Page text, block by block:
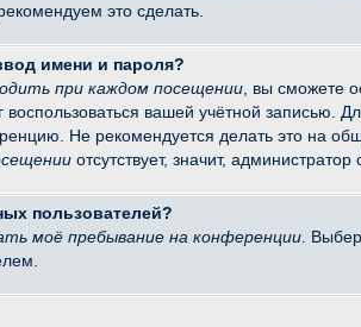
это сделать.
имени и пароля?
при каждом посещении , вы сможете
вашей учётной записью.
Не рекомендуется делать это на
отсутствует, значит,
пользователей?
моё пребывание на конференции .